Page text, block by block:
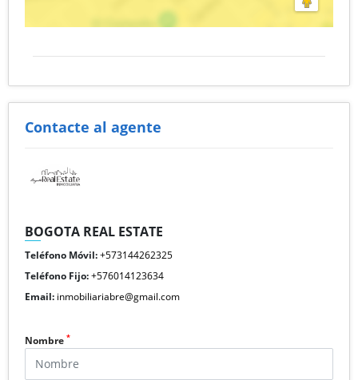
Contacte al agente
BOGOTA REAL ESTATE
Teléfono Móvil:+573144262325
Teléfono Fijo:+576014123634
Email: inmobiliariabre@gmail.com
Nombre *